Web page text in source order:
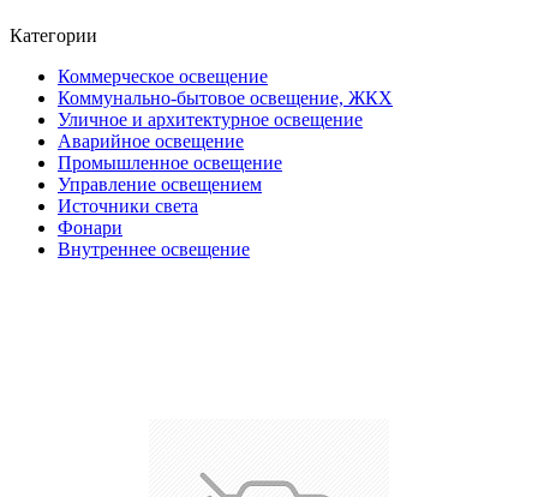
Категории
Коммерческое освещение
Коммунально-бытовое освещение, ЖКХ
Уличное и архитектурное освещение
Аварийное освещение
Промышленное освещение
Управление освещением
Источники света
Фонари
Внутреннее освещение